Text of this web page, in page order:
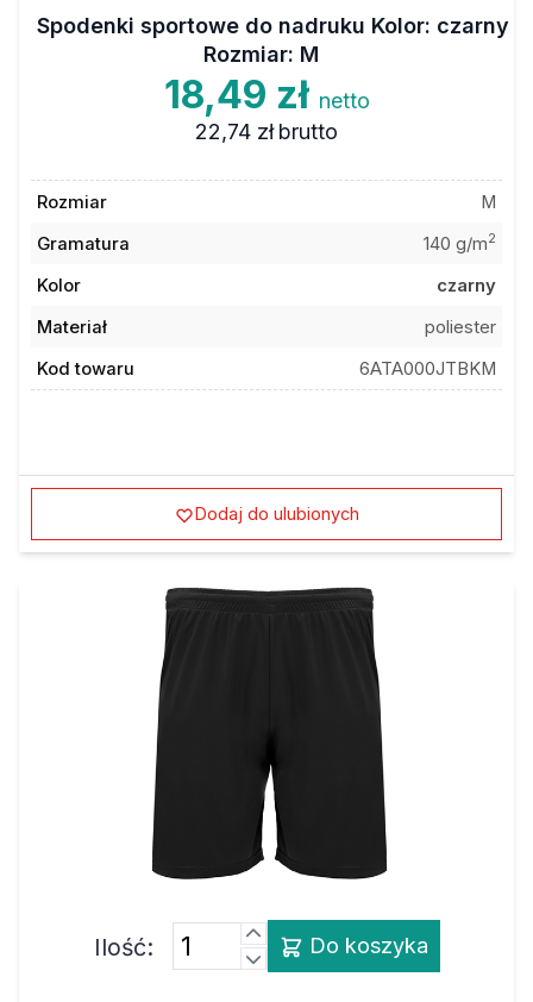
Spodenki sportowe do nadruku Kolor: czarny
Rozmiar: M
18,49 zł netto
22,74 zł brutto
Rozmiar
M
Gramatura
140 g/m2
Kolor
czarny
Materiał
poliester
Kod towaru
6ATA000JTBKM
Dodaj do ulubionych
Ilość: Do koszyka